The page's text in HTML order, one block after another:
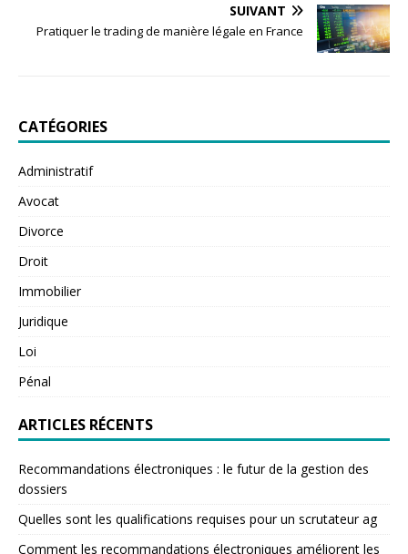
SUIVANT
Pratiquer le trading de manière légale en France
CATÉGORIES
Administratif
Avocat
Divorce
Droit
Immobilier
Juridique
Loi
Pénal
ARTICLES RÉCENTS
Recommandations électroniques : le futur de la gestion des
dossiers
Quelles sont les qualifications requises pour un scrutateur ag
Comment les recommandations électroniques améliorent les